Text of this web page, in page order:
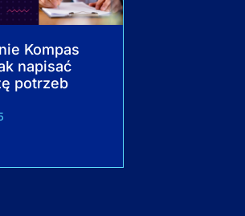
Kompas
napisać
potrzeb